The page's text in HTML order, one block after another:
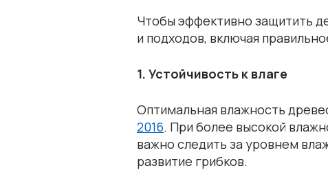
Чтобы эффективно защитить
и подходов, включая
1. Устойчивость к влаге
Оптимальная влажность
2016. При более высокой
важно следить за уровнем
развитие грибков.